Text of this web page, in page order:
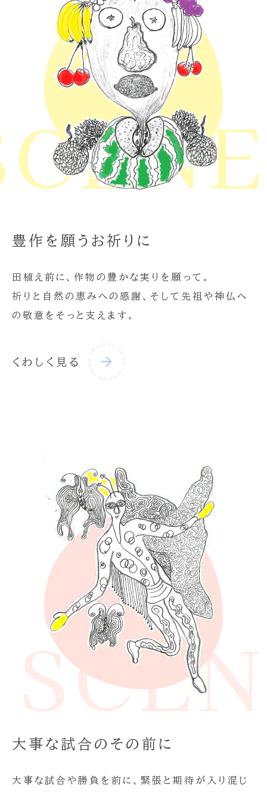
豊作を願うお祈りに
田植え前に、作物の豊かな実りを願って。
祈りと自然の恵みへの感謝、そして先祖や神仏へ
の敬意をそっと支えます。
くわしく見る
大事な試合のその前に
大事な試合や勝負を前に、緊張と期待が入り混じ